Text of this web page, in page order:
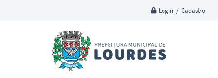
Login / Cadastro